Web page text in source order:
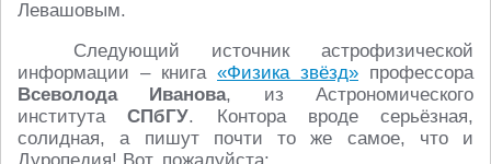
Левашовым.
Следующий источник астрофизической
информации – книга «Физика звёзд» профессора
Всеволода Иванова, из Астрономического
институтаСПбГУ. Контора вроде серьёзная,
солидная, а пишут почти то же самое, что и